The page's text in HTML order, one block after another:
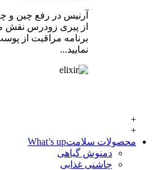
آرنیس در رفع چین و
از پیری زودرس نقش مهمی
برنامه مراقبت از پوست
نمایید...
محصولات سلامتWhat’s up
دمنوش گیاهی
چاشنی غذایی